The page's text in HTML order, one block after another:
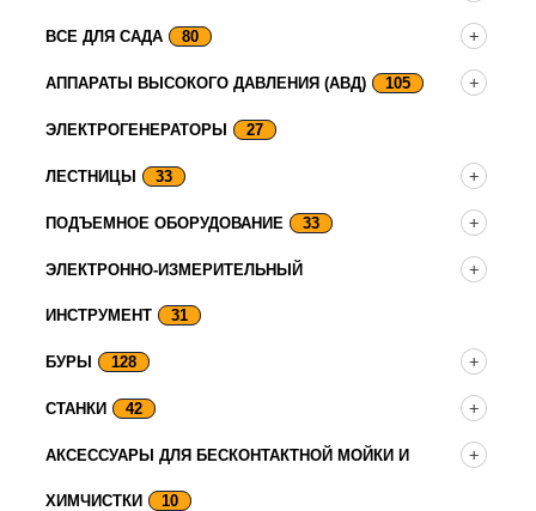
ВСЕ ДЛЯ САДА 80
АППАРАТЫ ВЫСОКОГО ДАВЛЕНИЯ (АВД) 105
ЭЛЕКТРОГЕНЕРАТОРЫ 27
ЛЕСТНИЦЫ 33
ПОДЪЕМНОЕ ОБОРУДОВАНИЕ 33
ЭЛЕКТРОННО-ИЗМЕРИТЕЛЬНЫЙ
ИНСТРУМЕНТ 31
БУРЫ 128
СТАНКИ 42
АКСЕССУАРЫ ДЛЯ БЕСКОНТАКТНОЙ МОЙКИ И
ХИМЧИСТКИ 10